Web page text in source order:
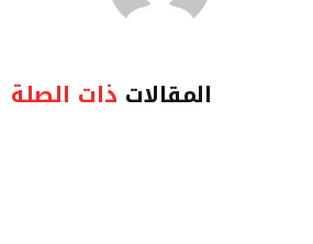
المقالات ذات الصلة